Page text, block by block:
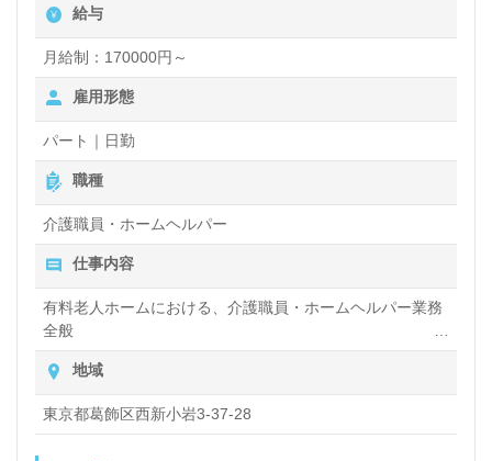
に沿った研修プログラム、職員様同士のチームワー
ク、働きやすい環境面もうれしいポイント！『ご利用
者様のお役に立ちたい、介護業界で働きたい』『資格
取得を目指している、介護知識や技術力を高めたい、
将来的に正社員を目指したい』『転職でキャリアチェ
ンジを実現したい、施設形態や環境を変えて働きた
い』等の方も大歓迎です。募集詳細等、担当コンサル
タントよりご案内します。お問い合わせも遠慮なくお
願いします。
医療/福祉業界の正社員/パート求人探しは【ウィルオ
ブ介護】＊求人情報収集、将来的に検討の方も遠慮な
く＊
給与
月給制：170000円～
雇用形態
パート｜日勤
職種
介護職員・ホームヘルパー
仕事内容
有料老人ホームにおける、介護職員・ホームヘルパー業務
全般
入浴や排せつ、食事などの身体的サポートや、買い物や掃
除、洗濯など日常生活のサポートなど
地域
東京都葛飾区西新小岩3-37-28